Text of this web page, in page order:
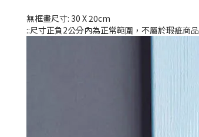
無框畫尺寸: 30 X 20cm
::尺寸正負2公分內為正常範圍，不屬於瑕疵商品